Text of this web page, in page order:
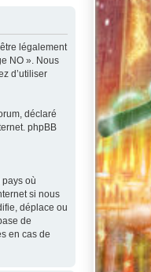
légalement
NO ». Nous
d’utiliser
déclaré
phpBB
où
si nous
déplace ou
de
en cas de